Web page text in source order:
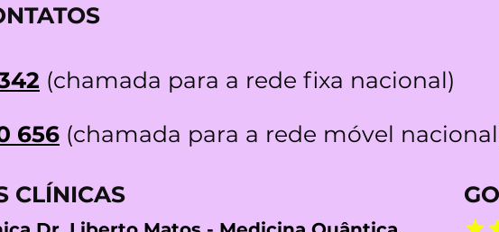
(chamada para a rede fixa nacional)
656 (chamada para a rede móvel
CLÍNICAS